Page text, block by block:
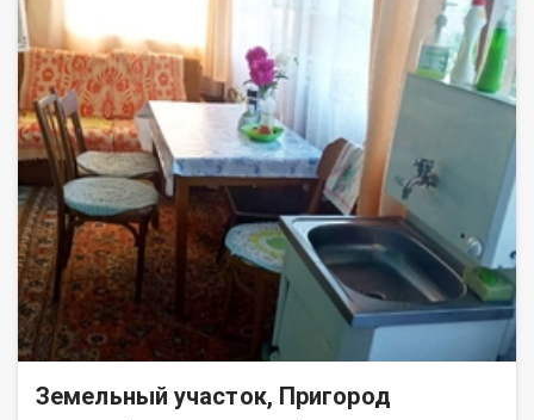
Земельный участок, Пригород